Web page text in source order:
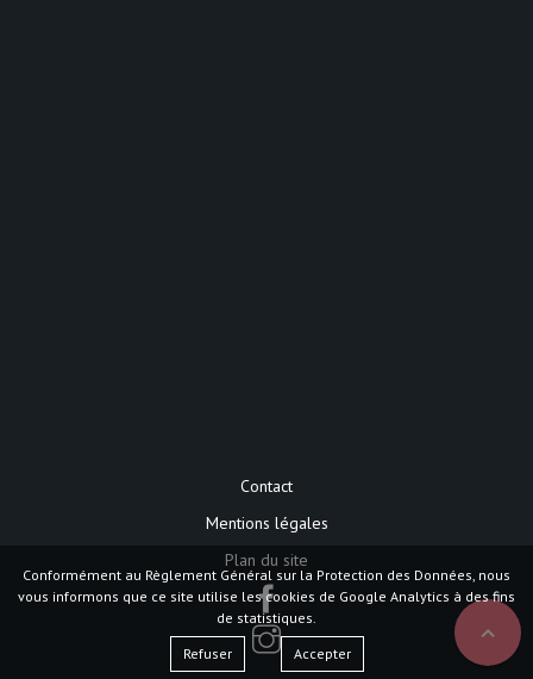
Conformément au Règlement Général sur la Protection des Données, nous
vous informons que ce site utilise les cookies de Google Analytics à des fins
de statistiques.
Refuser
Accepter
expand_less
Contact
Mentions légales
Plan du site